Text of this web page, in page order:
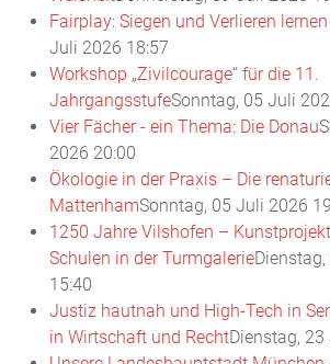
Fairplay: Siegen und Verlieren lernen
Juli 2026 18:57
Workshop „Zivilcourage“ für die 11.
JahrgangsstufeSonntag, 05 Juli
Vier Fächer - ein Thema: Die Donau
2026 20:00
Ökologie in der Praxis – Die
MattenhamSonntag, 05 Juli 2026
1250 Jahre Vilshofen –
Schulen in der Turmgalerie
15:40
Justiz hautnah und High-Tech in
in Wirtschaft und RechtDienstag,